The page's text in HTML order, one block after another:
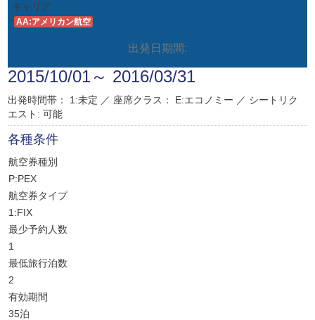
キャリア
AA:アメリカン航空
出発日期間:
2015/10/01～ 2016/03/31
出発時間帯： 1:未定 ／ 座席クラス： E:エコノミー ／ シートリク
エスト: 可能
各種条件
航空券種別
P:PEX
航空券タイプ
1:FIX
最少予約人数
1
最低旅行泊数
2
有効期間
35泊